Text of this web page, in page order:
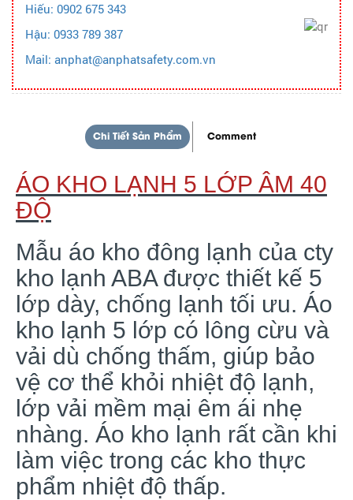
Hiếu: 0902 675 343
Hậu: 0933 789 387
Mail: anphat@anphatsafety.com.vn
Chi Tiết Sản Phẩm Comment
ÁO KHO LẠNH 5 LỚP ÂM 40
ĐỘ
Mẫu áo kho đông lạnh của cty
kho lạnh ABA được thiết kế 5
lớp dày, chống lạnh tối ưu. Áo
kho lạnh 5 lớp có lông cừu và
vải dù chống thấm, giúp bảo
vệ cơ thể khỏi nhiệt độ lạnh,
lớp vải mềm mại êm ái nhẹ
nhàng. Áo kho lạnh rất cần khi
làm việc trong các kho thực
phẩm nhiệt độ thấp.